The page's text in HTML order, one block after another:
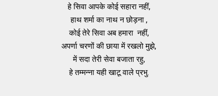
हे सिवा आपके कोई सहारा नहीं,
हाथ शर्मा का नाथ न छोड़ना ,
कोई तेरे सिवा अब हमारा नहीं,
अपर्णा चरणों की छाया में रखलो मुझे,
में सदा तेरी सेवा बजाता रहु,
हे तम्मन्ना यही खाटू वाले प्रभु.